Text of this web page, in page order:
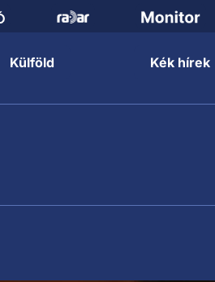
Külföld Kék hírek